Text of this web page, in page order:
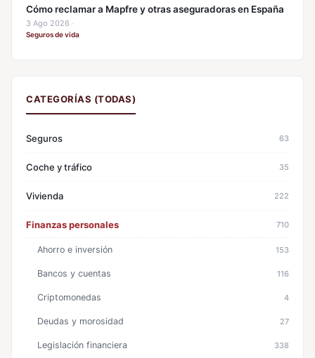
Cómo reclamar a Mapfre y otras aseguradoras en España
3 Ago 2026 ·
Seguros de vida
CATEGORÍAS (TODAS)
Seguros 63
Coche y tráfico 35
Vivienda 222
Finanzas personales 710
Ahorro e inversión 153
Bancos y cuentas 116
Criptomonedas 4
Deudas y morosidad 27
Legislación financiera 338